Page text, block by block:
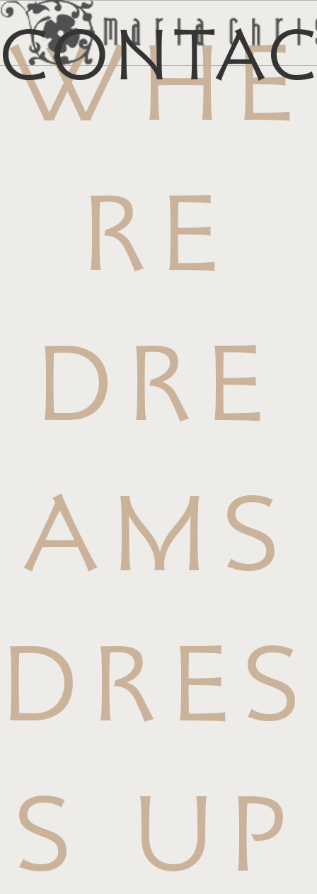
イリス
お
WHE
RE
DRE
AMS
DRES
S UP